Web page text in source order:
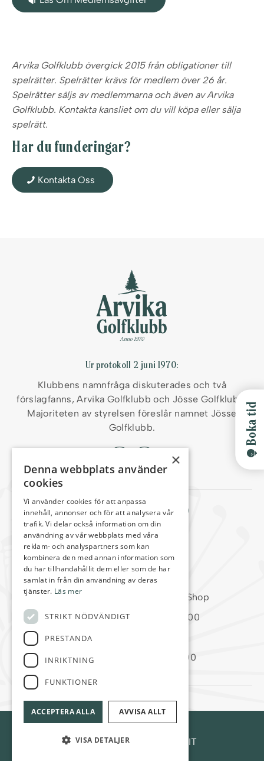
Arvika Golfklubb övergick 2015 från obligationer till
spelrätter. Spelrätter krävs för medlem över 26 år.
Spelrätter säljs av medlemmarna och även av Arvika
Golfklubb. Kontakta kansliet om du vill köpa eller sälja
spelrätt.
Har du funderingar?
Kontakta Oss
Ur protokoll 2 juni 1970:
Klubbens namnfråga diskuterades och två
förslagfanns, Arvika Golfklubb och Jösse Golfklubb.
Majoriteten av styrelsen föreslår namnet Jösse
Golfklubb.
Arvika Golfklubb
Kansli/Golfshop
0703-88 41 33
info@arvikagk.com
Öppettider fr.om. V.15 Kansli/Shop
Måndag-Torsdag 09:00-16:00
Fredag 09:00-14:00
Lördag-Söndag 08:00-14:00
Hemsidan levereras av Kust IT
Boka tid
×
Denna webbplats använder
cookies
Vi använder cookies för att anpassa
innehåll, annonser och för att analysera vår
trafik. Vi delar också information om din
användning av vår webbplats med våra
reklam- och analyspartners som kan
kombinera den med annan information som
du har tillhandahållit dem eller som de har
samlat in från din användning av deras
tjänster. Läs mer
STRIKT NÖDVÄNDIGT
PRESTANDA
INRIKTNING
FUNKTIONER
ACCEPTERA ALLA AVVISA ALLT
VISA DETALJER